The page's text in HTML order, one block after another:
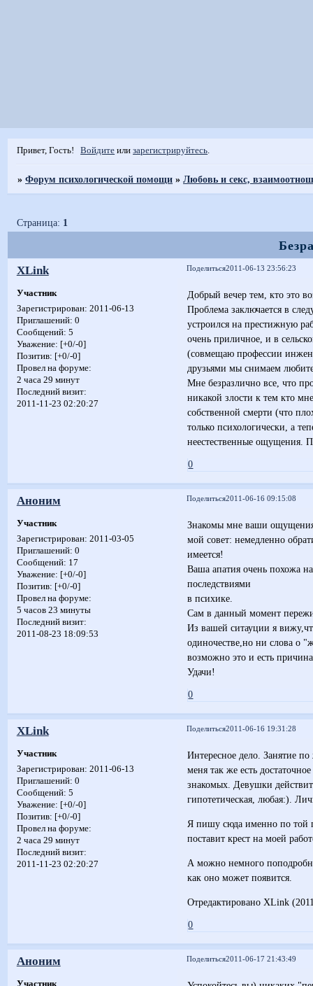
Привет, Гость! Войдите илизарегистрируйтесь.
»Форум психологической помощи »Любовь и секс,
Страница: 1
Поделиться2011-06-13 23:56:23
XLink
Участник
Зарегистрирован: 2011-06-13
Приглашений: 0
Сообщений: 5
Уважение: [+0/-0]
Позитив: [+0/-0]
Провел на форуме:
2 часа 29 минут
Последний визит:
2011-11-23 02:20:27
Добрый вечер тем, кто это
Проблема заключается в
устроился на престижную
очень приличное, и в
(совмещаю профессии
друзьями мы снимаем
Мне безразлично все, что
никакой злости к тем кто
собственной смерти (что
только психологически, а
неестественные ощущения.
0
Поделиться2011-06-16 09:15:08
Аноним
Участник
Зарегистрирован: 2011-03-05
Приглашений: 0
Сообщений: 17
Уважение: [+0/-0]
Позитив: [+0/-0]
Провел на форуме:
5 часов 23 минуты
Последний визит:
2011-08-23 18:09:53
Знакомы мне ваши
мой совет: немедленно
имеется!
Ваша апатия очень похожа
последствиями
в психике.
Сам в данный момент
Из вашей ситауции я
одиночестве,но ни слова о
возможно это и есть
Удачи!
0
Поделиться2011-06-16 19:31:28
XLink
Участник
Зарегистрирован: 2011-06-13
Приглашений: 0
Сообщений: 5
Уважение: [+0/-0]
Позитив: [+0/-0]
Провел на форуме:
2 часа 29 минут
Последний визит:
2011-11-23 02:20:27
Интересное дело. Занятие
меня так же есть
знакомых. Девушки
гипотетическая, любая:).
Я пишу сюда именно по той
поставит крест на моей
А можно немного
как оно может появится.
Отредактировано XLink
0
Поделиться2011-06-17 21:43:49
Аноним
Участник